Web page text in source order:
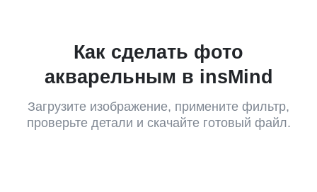
Как сделать фото
акварельным в insMind
Загрузите изображение, примените фильтр,
проверьте детали и скачайте готовый файл.